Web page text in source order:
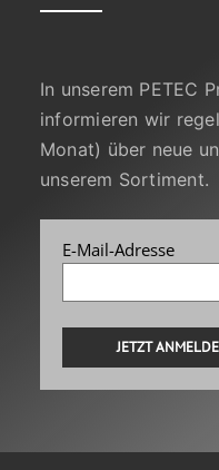
In unserem PETEC
informieren wir
Monat) über neue
unserem Sortiment.
E-Mail-Adresse